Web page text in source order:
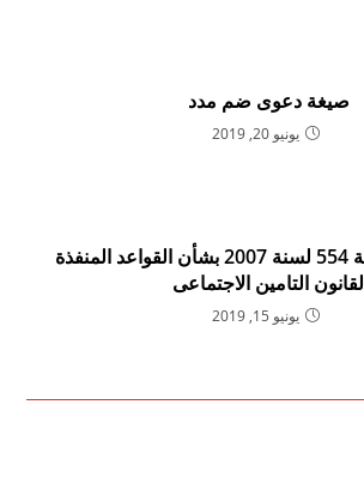
صيغة دعوى ضم مدد
يونيو 20, 2019
قرار وزير المالية 554 لسنة 2007 بشأن القواعد المنفذة
لقانون التامين الاجتماعى
يونيو 15, 2019